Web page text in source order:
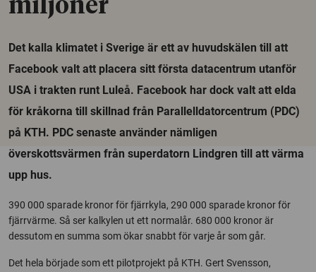
miljoner
Det kalla klimatet i Sverige är ett av huvudskälen till att
Facebook valt att placera sitt första datacentrum utanför
USA i trakten runt Luleå. Facebook har dock valt att elda
för kråkorna till skillnad från Parallelldatorcentrum (PDC)
på KTH. PDC senaste använder nämligen
överskottsvärmen från superdatorn Lindgren till att värma
upp hus.
390 000 sparade kronor för fjärrkyla, 290 000 sparade kronor för
fjärrvärme. Så ser kalkylen ut ett normalår. 680 000 kronor är
dessutom en summa som ökar snabbt för varje år som går.
Det hela började som ett pilotprojekt på KTH. Gert Svensson,